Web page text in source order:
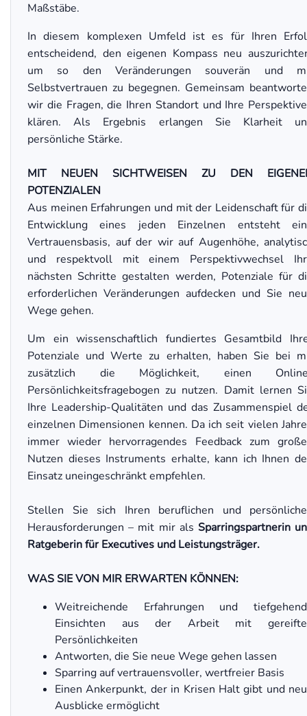
Maßstäbe.
In diesem komplexen Umfeld ist es für Ihren
entscheidend, den eigenen Kompass neu
um so den Veränderungen souverän und
Selbstvertrauen zu begegnen. Gemeinsam
wir die Fragen, die Ihren Standort und Ihre
klären. Als Ergebnis erlangen Sie Klarheit
persönliche Stärke.
MIT NEUEN SICHTWEISEN ZU DEN
POTENZIALEN
Aus meinen Erfahrungen und mit der Leidenschaft für
Entwicklung eines jeden Einzelnen entsteht
Vertrauensbasis, auf der wir auf Augenhöhe,
und respektvoll mit einem Perspektivwechsel
nächsten Schritte gestalten werden, Potenziale für
erforderlichen Veränderungen aufdecken und Sie
Wege gehen.
Um ein wissenschaftlich fundiertes Gesamtbild
Potenziale und Werte zu erhalten, haben Sie bei
zusätzlich die Möglichkeit, einen
Persönlichkeitsfragebogen zu nutzen. Damit lernen
Ihre Leadership-Qualitäten und das Zusammenspiel
einzelnen Dimensionen kennen. Da ich seit vielen
immer wieder hervorragendes Feedback zum
Nutzen dieses Instruments erhalte, kann ich Ihnen
Einsatz uneingeschränkt empfehlen.
Stellen Sie sich Ihren beruflichen und
Herausforderungen – mit mir als Sparringspartnerin
Ratgeberin für Executives und Leistungsträger.
WAS SIE VON MIR ERWARTEN KÖNNEN:
Weitreichende Erfahrungen und
Einsichten aus der Arbeit mit
Persönlichkeiten
Antworten, die Sie neue Wege gehen lassen
Sparring auf vertrauensvoller, wertfreier Basis
Einen Ankerpunkt, der in Krisen Halt gibt und
Ausblicke ermöglicht